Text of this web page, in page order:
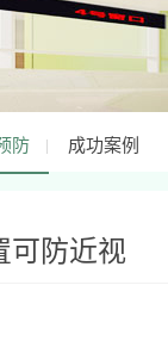
防 成功案例
可防近视